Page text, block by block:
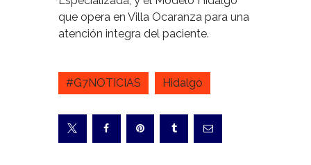
que opera en Villa Ocaranza para una
atención integra del paciente.
#G7NOTICIAS Hidalgo